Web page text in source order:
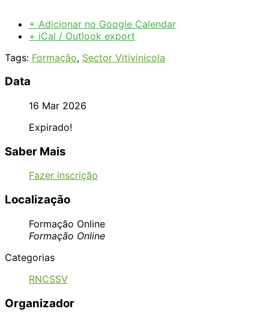
+ Adicionar no Google Calendar
+ iCal / Outlook export
Tags: Formação, Sector Vitivinícola
Data
16 Mar 2026
Expirado!
Saber Mais
Fazer inscrição
Localização
Formação Online
Formação Online
Categorias
RNCSSV
Organizador